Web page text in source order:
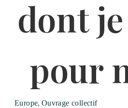
Europe, Ouvrage collectif